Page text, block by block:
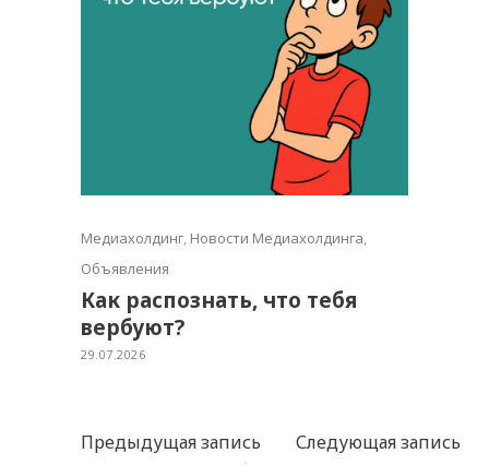
Медиахолдинг, Новости Медиахолдинга,
Объявления
Как распознать, что тебя
вербуют?
29.07.2026
Предыдущая запись Следующая запись